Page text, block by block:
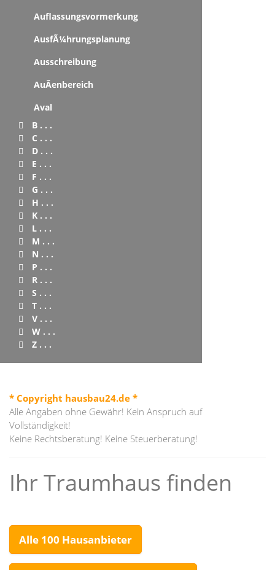
Auflassungsvormerkung
AusfÃ¼hrungsplanung
Ausschreibung
AuÃenbereich
Aval
B . . .
C . . .
D . . .
E . . .
F . . .
G . . .
H . . .
K . . .
L . . .
M . . .
N . . .
P . . .
R . . .
S . . .
T . . .
V . . .
W . . .
Z . . .
* Copyright hausbau24.de *
Alle Angaben ohne Gewähr! Kein Anspruch auf
Vollständigkeit!
Keine Rechtsberatung! Keine Steuerberatung!
Ihr Traumhaus finden
Alle 100 Hausanbieter